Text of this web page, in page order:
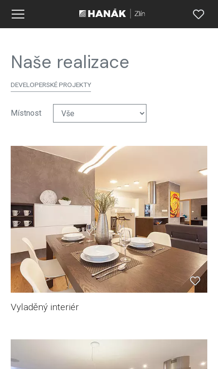
Naše realizace
DEVELOPERSKÉ PROJEKTY
Místnost
Vyladěný interiér